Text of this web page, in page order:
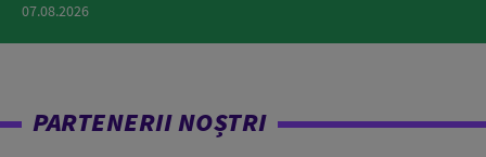
07.08.2026
PARTENERII NOȘTRI